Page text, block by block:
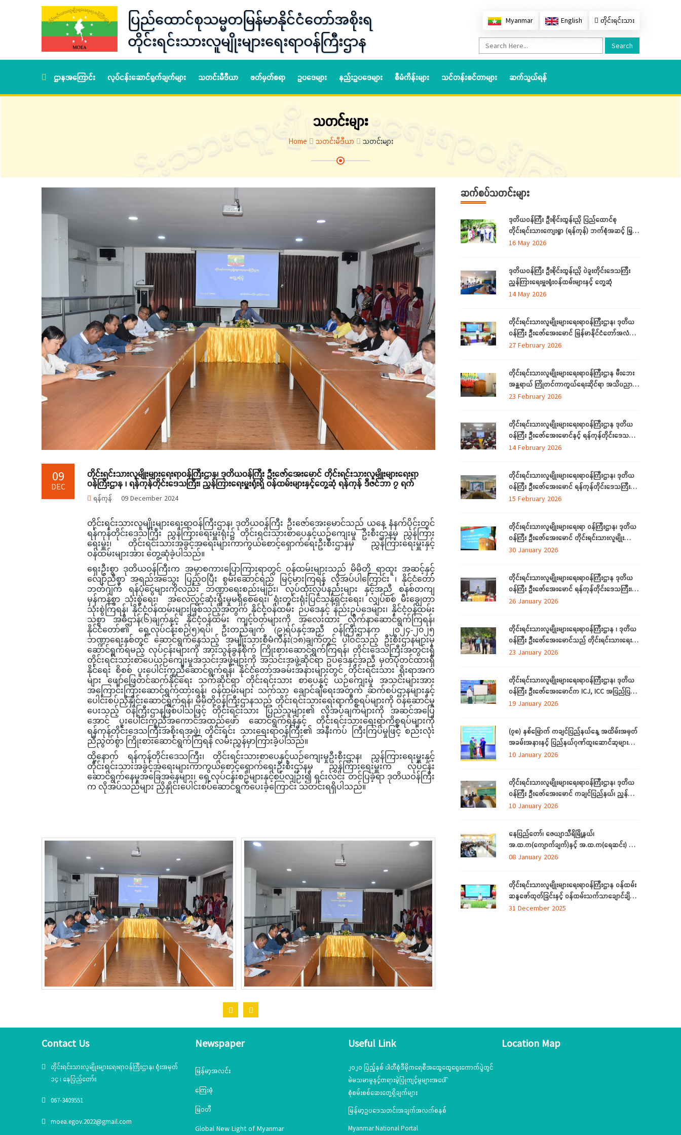
ပြည်ထောင်စုသမ္မတမြန်မာနိုင်ငံတော်အစိုးရ
တိုင်းရင်းသားလူမျိုးများရေးရာဝန်ကြီးဌာန
Myanmar English တိုင်းရင်းသား
Search
ဌာနအကြောင်း လုပ်ငန်းဆောင်ရွက်ချက်များ သတင်းမီဒီယာ ဖတ်မှတ်စရာ ဥပဒေများ နည်းဥပဒေများ စီမံကိန်းများ သင်တန်းစင်တာများ ဆက်သွယ်ရန်
သတင်းများ
Home သတင်းမီဒီယာ သတင်းများ
09
DEC
တိုင်းရင်းသားလူမျိုးများရေးရာဝန်ကြီးဌာန၊ ဒုတိယဝန်ကြီး ဦးဇော်အေးမောင် တိုင်းရင်းသားလူမျိုးများရေးရာ
ဝန်ကြီးဌာန ၊ ရန်ကုန်တိုင်းဒေသကြီး၊ ညွှန်ကြားရေးမှူးရုံးရှိ ဝန်ထမ်းများနှင့်တွေ့ဆုံ ရန်ကုန် ဒီဇင်ဘာ ၇ ရက်
ရန်ကုန် 09 December 2024
တိုင်းရင်းသားလူမျိုးများရေးရာဝန်ကြီးဌာန၊ ဒုတိယဝန်ကြီး ဦးဇော်အေးမောင်သည် ယနေ့ နံနက်ပိုင်းတွင်
ရန်ကုန်တိုင်းဒေသကြီး ညွှန်ကြားရေးမှူးရုံး၌ တိုင်းရင်းသားစာပေနှင့်ယဉ်ကျေးမှု ဦးစီးဌာနမှ ညွှန်ကြား
ရေးမှူး၊ တိုင်းရင်းသားအခွင့်အရေးများကာကွယ်စောင့်ရှောက်ရေးဦးစီးဌာနမှ ညွှန်ကြားရေးမှူးနှင့်
ဝန်ထမ်းများအား တွေ့ဆုံခဲ့ပါသည်။
ရှေးဦးစွာ ဒုတိယဝန်ကြီးက အမှာစကားပြောကြားရာတွင် ဝန်ထမ်းများသည် မိမိတို့ ရာထူး အဆင့်နှင့်
လျော်ညီစွာ အရည်အသွေး ပြည့်ဝပြီး စွမ်းဆောင်ရည် မြင့်မားကြရန် လိုအပ်ပါကြောင်း ၊ နိုင်ငံတော်
ဘတ်ဂျက် ရန်ပုံငွေများကိုလည်း ဘဏ္ဍာရေးစည်းမျဉ်း၊ လုပ်ထုံးလုပ်နည်းများ နှင့်အညီ စနစ်တကျ
မှန်ကန်စွာ သုံးစွဲရေး၊ အလေလွင့်ဆုံးရှုံးမှုမရှိစေရေး၊ ရုံးတွင်းရုံးပြင်သန့်ရှင်း‌ရေး၊ လျှပ်စစ် မီးချွေတာ
သုံးစွဲကြရန်၊ နိုင်ငံ့ဝန်ထမ်းများဖြစ်သည့်အတွက် နိုင်ငံ့ဝန်ထမ်း ဉပဒေနှင့် နည်းဥပဒေများ၊ နိုင်ငံ့ဝန်ထမ်း
သစ္စာ အဓိဌာန်(၆)ချက်နှင့် နိုင်ငံ့ဝန်ထမ်း ကျင့်ဝတ်များကို အလေးထား လိုက်နာဆောင်ရွက်ကြရန်၊
နိုင်ငံတော်၏ ရှေ့လုပ်ငန်းစဉ်(၅)ရပ်၊ ဦးတည်ချက် (၉)ရပ်နှင့်အညီ ဝန်ကြီးဌာနက ၂၀၂၄-၂၀၂၅
ဘဏ္ဍာရေးနှစ်တွင် ဆောင်ရွက်နေသည့် အမျိုးသားစီမံကိန်း(၁၈)ချက်တွင် ပါဝင်သည့် ဦးစီးဌာနများမှ
ဆောင်ရွက်ရမည့် လုပ်ငန်းများကို အားသွန်ခွန်စိုက် ကြိုးစားဆောင်ရွက်ကြရန်၊ တိုင်းဒေသကြီးအတွင်းရှိ
တိုင်းရင်းသားစာပေယဉ်ကျေးမှုအသင်းအဖွဲ့များကို အသင်းအဖွဲ့ဆိုင်ရာ ဥပဒေနှင့်အညီ မှတ်ပုံတင်ထားရှိ
နိုင်ရေး စိစစ် ပူးပေါင်းကူညီဆောင်ရွက်ရန်၊ နိုင်ငံတော်အခမ်းအနားများတွင် တိုင်းရင်းသား ရိုးရာအက
များ ဖျော်ဖြေတင်ဆက်နိုင်ရေး သက်ဆိုင်ရာ တိုင်းရင်းသား စာပေနှင့် ယဉ်ကျေးမှု အသင်းများအား
အကြောင်းကြားဆောင်ရွက်ထားရန်၊ ဝန်ထမ်းများ သက်သာ ချောင်ချိရေးအတွက် ဆက်စပ်ဌာနများနှင့်
ပေါင်းစပ်ညှိနှိုင်းဆောင်ရွက်ရန်၊ မိမိတို့ဝန်ကြီးဌာနသည် တိုင်းရင်းသားရေးရာကိစ္စရပ်များကို ဝန်ဆောင်မှု
ပေးသည့် ဝန်ကြီးဌာနဖြစ်ပါသဖြင့် တိုင်းရင်းသား ပြည်သူများ၏ လိုအပ်ချက်များကို အဆင်အပြေ
အောင် ပူးပေါင်းကူညီအကောင်အထည်ဖော် ဆောင်ရွက်ရန်နှင့် တိုင်းရင်းသားရေးရာကိစ္စရပ်များကို
ရန်ကုန်တိုင်းဒေသကြီးအစိုးရအဖွဲ့၊ တိုင်းရင်း သားရေးရာဝန်ကြီး၏ အနီးကပ် ကြီးကြပ်မှုဖြင့် စည်းလုံး
ညီညွတ်စွာ ကြိုးစားဆောင်ရွက်ကြရန် လမ်းညွှန်မှာကြားခဲ့ပါသည်။
ထို့နောက် ရန်ကုန်တိုင်းဒေသကြီး၊ တိုင်းရင်းသားစာပေနှင့်ယဉ်ကျေးမှုဦးစီးဌာန၊ ညွှန်ကြားရေးမှူးနှင့်
တိုင်းရင်းသားအခွင့်အရေးများကာကွယ်စောင့်ရှောက်ရေးဦးစီးဌာနမှ ညွှန်ကြားရေးမှူးက လုပ်ငန်း
ဆောင်ရွက်နေမှုအခြေအနေများ၊ ရှေ့လုပ်ငန်းစဉ်များနှင့်စပ်လျဉ်း၍ ရှင်းလင်း တင်ပြခဲ့ရာ ဒုတိယဝန်ကြီး
က လိုအပ်သည်များ ညှိနှိုင်းပေါင်းစပ်ဆောင်ရွက်ပေးခဲ့ကြောင်း သတင်းရရှိပါသည်။
ဆက်စပ်သတင်းများ
ဒုတိယဝန်ကြီး ဦးစိုင်းထွန်းညို ပြည်ထောင်စု
တိုင်းရင်းသားကျေးရွာ (ရန်ကုန်) ဘက်စုံအဆင့် မြှင့်
တင်ရေး ကြည့်ရှုစစ်ဆေး
16 May 2026
ဒုတိယဝန်ကြီး ဦးစိုင်းထွန်းညို ပဲခူးတိုင်းဒေသကြီး
ညွှန်ကြားရေးမှူးရုံးဝန်ထမ်းများနှင့် တွေ့ဆုံ
14 May 2026
တိုင်းရင်းသားလူမျိုးများရေးရာဝန်ကြီးဌာန၊ ဒုတိယ
ဝန်ကြီး ဦးဇော်အေးမောင် မြန်မာနိုင်ငံတော်အလံ
အကြောင်း သိကောင်းစရာဟောပြောခြင်း
27 February 2026
တိုင်းရင်းသားလူမျိုးများရေးရာဝန်ကြီးဌာန မီးဘေး
အန္တရာယ် ကြိုတင်ကာကွယ်ရေးဆိုင်ရာ အသိပညာ
ပေးဟောပြောခြင်းနှင့် သရုပ်ပြလေ့ကျင့်ခြင်း
23 February 2026
တိုင်းရင်းသားလူမျိုးများရေးရာဝန်ကြီးဌာန ဒုတိယ
ဝန်ကြီး ဦးဇော်အေးမောင်နှင့် ရန်ကုန်တိုင်းဒေသကြီး
အတွင်းရှိ ရခိုင်စာပေနှင့်ယဉ်ကျေးမှုကော်မတီ (ရန်
14 February 2026
တိုင်းရင်းသားလူမျိုးများရေးရာဝန်ကြီးဌာန၊ ဒုတိယ
ဝန်ကြီး ဦးဇော်အေးမောင် ရန်ကုန်တိုင်းဒေသကြီး
အတွင်းရှိ ရခိုင်ပြည်နယ်မှ တိုက်ပွဲရှောင်ရန်ရောက်ရှိ
(၃၉)ကြိမ်မြောက် ဂုဏဝိသိဌပူဇာမင်္ဂလာပွဲ
အခမ်းအနား အောင်မြင်စွာကျင်းပနိုင်ရေး လုပ်ငန်း
ညှိနှိုင်းအစည်းအဝေးသို့တက်ရောက်
15 February 2026
တိုင်းရင်းသားလူမျိုးများရေးရာ ဝန်ကြီးဌာန၊ ဒုတိယ
ဝန်ကြီး ဦးဇော်အေးမောင် တိုင်းရင်းသားလူမျိုးများ
ရေးရာဝန်ကြီးဌာန Al နည်းပညာ အခြေခံ
သို့ တက်ရောက် နေပြည်တော် ဇန်နဝါရီလ ၃၀
30 January 2026
တိုင်းရင်းသားလူမျိုးများရေးရာဝန်ကြီးဌာန ဒုတိယ
ဝန်ကြီး ဦးဇော်အေးမောင် ရန်ကုန်တိုင်းဒေသကြီး၊
ညွှန်ကြားရေးမှူးရုံးရှိ ဝန်ထမ်းများနှင့် ရန်ကုန်တိုင်း
ယဉ်ကျေးမှုကော်မတီများနှင့်တွေ့ဆုံ
26 January 2026
တိုင်းရင်းသားလူမျိုးများရေးရာဝန်ကြီးဌာန ၊ ဒုတိယ
ဝန်ကြီး ဦးဇော်အေးမောင်သည် တိုင်းရင်းသားရေးရာ
နှင့်သက်မွေးပညာသင်တန်းစင်တာ(တောင်ငူ)
ဆောင်ရွက်မှုအခြေအနေများကို ကြည့်ရှုစစ်ဆေး
ခြင်း
23 January 2026
တိုင်းရင်းသားလူမျိုးများရေးရာဝန်ကြီးဌာန၊ ဒုတိယ
ဝန်ကြီး ဦးဇော်‌အေးမောင်က ICJ, ICC အပြည်ပြည်
ဆိုင်ရာတရားရုံးများနှင့်ပတ်သက်၍ ရှင်းလင်းပြော
19 January 2026
(၇၈) နှစ်မြောက် ကချင်ပြည်နယ်နေ့ အထိမ်းအမှတ်
အခမ်းအနားနှင့် ပြည်နယ်ဂုဏ်ထူးဆောင်ဆုများ
ချီးမြှင့်ခြင်းအခမ်းအနားကျင်းပ တိုင်းရင်းသား
သည့် မနောအကကို ရိုးရာအစဉ်အလာနှင့်အညီ
အေးချမ်းပျော်ရွှင်စွာဆင်နွှဲ
10 January 2026
တိုင်းရင်းသားလူမျိုးများရေးရာဝန်ကြီးဌာန၊ ဒုတိယ
ဝန်ကြီး ဦးဇော်‌အေးမောင် ကချင်ပြည်နယ်၊ ညွှန်
ကြား‌ရေးမှူးရုံးရှိ ဝန်ထမ်းများနှင့် တွေ့ဆုံအမှာ
10 January 2026
နေပြည်တော်၊ ဇေယျာသီရိမြို့နယ်၊
အ.ထ.က(ကျောက်ချက်)နှင့် အ.ထ.က(ရေဆင်း) တ်ို့မှ
ကျောင်းသား၊ ကျောင်းသူများ တိုင်းရင်းသားလူမျိုး
ယဉ်ကျေးမှုပြခန်းသို့ လာရောက်လေ့လာ
08 January 2026
တိုင်းရင်းသားလူမျိုးများရေးရာဝန်ကြီးဌာန ဝန်ထမ်း
ဆန္ဒဖော်ထုတ်ခြင်းနှင့် ဝန်ထမ်းသက်သာချောင်ချိ
ရေးအတွက် ထောက်ပံ့ပစ္စည်းပေးအပ်ခြင်း
31 December 2025
Contact Us
တိုင်းရင်းသားလူမျိုးများရေးရာဝန်ကြီးဌာန၊ ရုံးအမှတ်
၁၄ ၊ နေပြည်တော်။
067-3409551
moea.egov.2022@gmail.com
Newspaper
မြန်မာ့အလင်း
ကြေးမုံ
မြဝတီ
Global New Light of Myanmar
Useful Link
၂၀၂၀ ပြည့်နှစ် ပါတီစုံဒီမိုကရေစီအထွေထွေရွေးကောက်ပွဲတွင်
မဲမသမာမှုနှင့်တရားမဲ့ပြုကျင့်မှုများအပေါ်
စုံစမ်းစစ်ဆေးတွေ့ရှိချက်များ
မြန်မာ့ဥပဒေသတင်းအချက်အလက်စနစ်
Myanmar National Portal
Location Map